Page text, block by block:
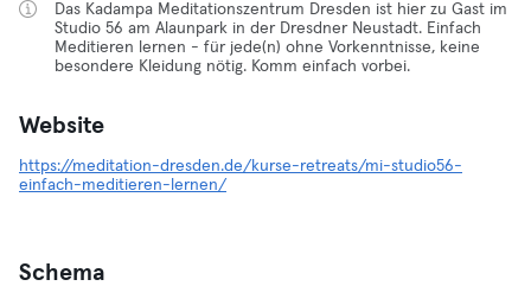
Das Kadampa Meditationszentrum Dresden ist hier zu Gast im
Studio 56 am Alaunpark in der Dresdner Neustadt. Einfach
Meditieren lernen - für jede(n) ohne Vorkenntnisse, keine
besondere Kleidung nötig. Komm einfach vorbei.
Website
https://meditation-dresden.de/kurse-retreats/mi-studio56-
einfach-meditieren-lernen/
Schema